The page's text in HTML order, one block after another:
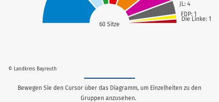
60 Sitze
JL: 4
FDP: 1
Die Linke: 1
© Landkreis Bayreuth
Bewegen Sie den Cursor über das Diagramm, um Einzelheiten zu den
Gruppen anzusehen.